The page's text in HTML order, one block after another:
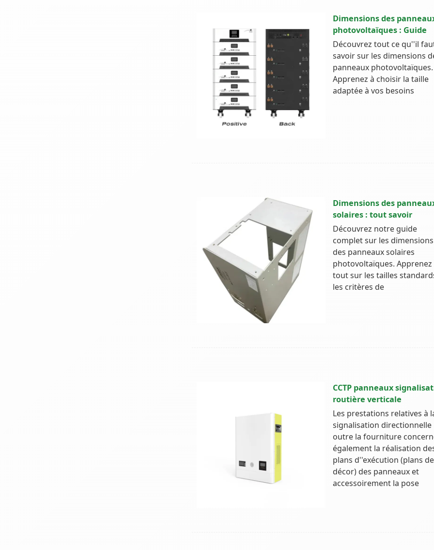
Dimensions des
photovoltaïques : Guide
Découvrez tout ce qu''il
savoir sur les dimensions
panneaux photovoltaïques.
Apprenez à choisir la taille
adaptée à vos besoins
Dimensions des
solaires : tout savoir
Découvrez notre guide
complet sur les dimensions
des panneaux solaires
photovoltaïques. Apprenez
tout sur les tailles
les critères de
CCTP panneaux
routière verticale
Les prestations relatives à
signalisation directionnelle
outre la fourniture
également la réalisation
plans d''exécution (plans de
décor) des panneaux et
accessoirement la pose